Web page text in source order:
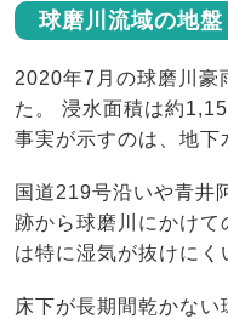
球磨川流域の地盤
2020年7月の球磨川豪
た。 浸水面積は約
事実が示すのは、地下
国道219号沿いや青井
跡から球磨川にかけ
は特に湿気が抜けにく
床下が長期間乾かな